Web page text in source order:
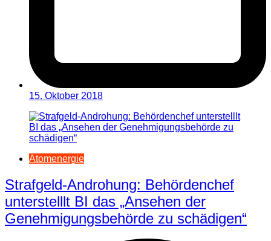
15. Oktober 2018
Atomenergie
Strafgeld-Androhung: Behördenchef
unterstelllt BI das „Ansehen der
Genehmigungsbehörde zu schädigen“